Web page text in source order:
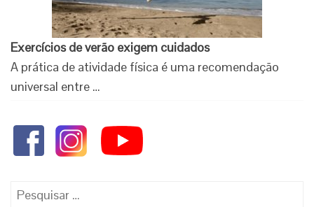
Exercícios de verão exigem cuidados
A prática de atividade física é uma recomendação
universal entre …